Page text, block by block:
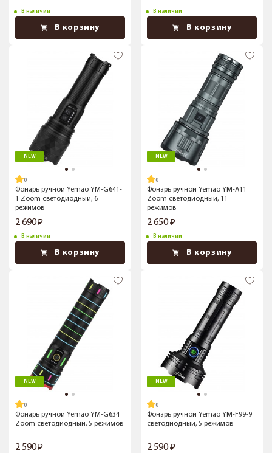
В наличии
В корзину
В наличии
В корзину
NEW
Фонарь ручной Yemao YM-G641-
1 Zoom светодиодный, 6
режимов
2 690
В наличии
В корзину
NEW
Фонарь ручной Yemao YM-A11
Zoom светодиодный, 11
режимов
2 650
В наличии
В корзину
NEW
Фонарь ручной Yemao YM-G634
Zoom светодиодный, 5 режимов
2 590
NEW
Фонарь ручной Yemao YM-F99-9
светодиодный, 5 режимов
2 590